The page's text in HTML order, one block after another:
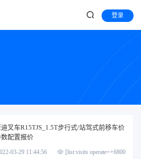
登录
迪叉车R15TJS_1.5T步行式/站驾式前移车价
配置报价
03-29 11:44:56 [list:visits operate=+6800]